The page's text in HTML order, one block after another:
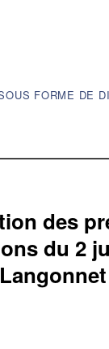
FORME DE
des
du 2
Langonnet